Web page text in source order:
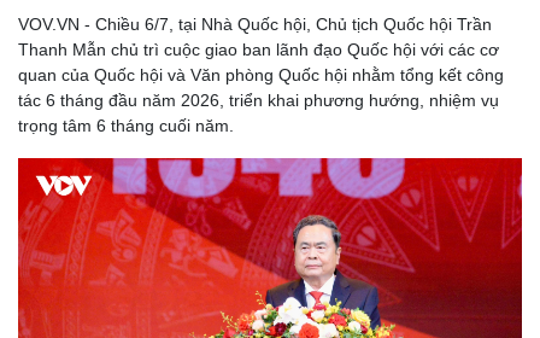
Lịch thi đấu bóng đá
Thế giới thể thao
eSports
Hậu trường
Xe máy
Tư vấn
VOV.VN - Chiều 6/7, tại Nhà Quốc hội, Chủ tịch Quốc hội Trần
Thanh Mẫn chủ trì cuộc giao ban lãnh đạo Quốc hội với các cơ
quan của Quốc hội và Văn phòng Quốc hội nhằm tổng kết công
tác 6 tháng đầu năm 2026, triển khai phương hướng, nhiệm vụ
trọng tâm 6 tháng cuối năm.